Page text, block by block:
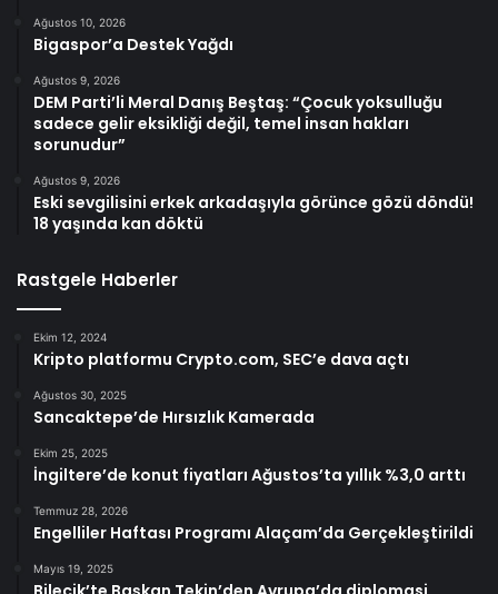
Ağustos 10, 2026
Bigaspor’a Destek Yağdı
Ağustos 9, 2026
DEM Parti’li Meral Danış Beştaş: “Çocuk yoksulluğu
sadece gelir eksikliği değil, temel insan hakları
sorunudur”
Ağustos 9, 2026
Eski sevgilisini erkek arkadaşıyla görünce gözü döndü!
18 yaşında kan döktü
Rastgele Haberler
Ekim 12, 2024
Kripto platformu Crypto.com, SEC’e dava açtı
Ağustos 30, 2025
Sancaktepe’de Hırsızlık Kamerada
Ekim 25, 2025
İngiltere’de konut fiyatları Ağustos’ta yıllık %3,0 arttı
Temmuz 28, 2026
Engelliler Haftası Programı Alaçam’da Gerçekleştirildi
Mayıs 19, 2025